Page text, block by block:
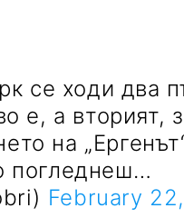
се ходи два
е, а вторият,
на
погледнеш…
February